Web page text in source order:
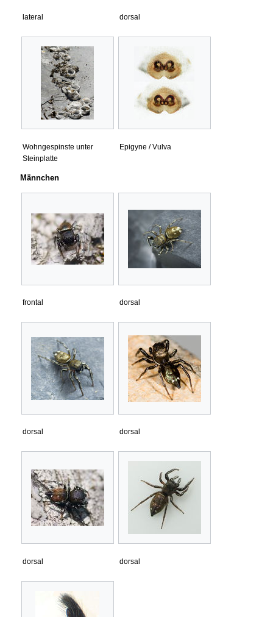
lateral dorsal
Wohngespinste unter
Steinplatte
Epigyne / Vulva
Männchen
frontal dorsal
dorsal dorsal
dorsal dorsal